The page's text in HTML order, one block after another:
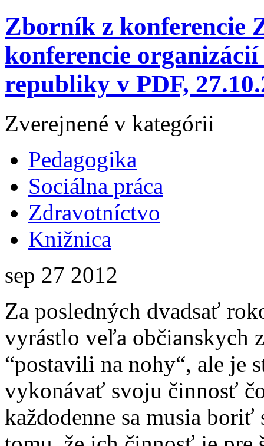
Zborník z konferencie
konferencie
republiky v PDF,
Zverejnené v kategórii
Pedagogika
Sociálna práca
Zdravotníctvo
Knižnica
sep 27 2012
Za posledných dvadsať
vyrástlo veľa občianskych
“postavili na nohy“, ale je
vykonávať svoju činnosť
každodenne sa musia